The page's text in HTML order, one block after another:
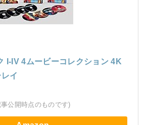
I-IV 4ムービーコレクション 4K
イ
公開時点のものです)